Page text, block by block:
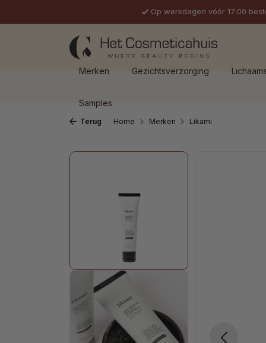
Op werkdagen vóór 17:00
Merken Gezichtsverzorging
Samples
Terug Home Merken Likami
Afbeeldingengalerij overslaan